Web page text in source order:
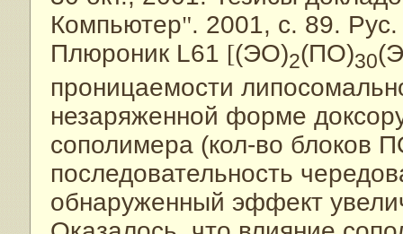
Компьютер". 2001, с. 89. Рус.
Плюроник L61 [(ЭО)2(ПО)30
проницаемости
незаряженной форме
сополимера (кол-во блоков
последовательность
обнаруженный эффект